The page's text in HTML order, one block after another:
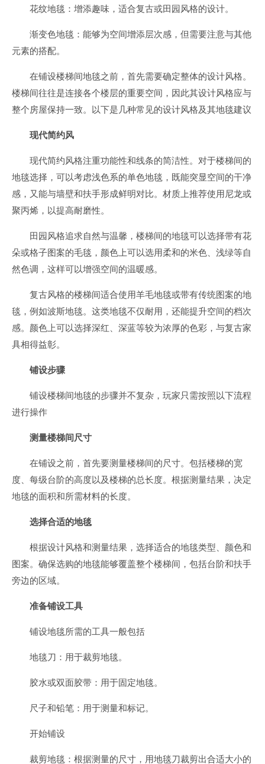
花纹地毯：增添趣味，适合复古或田园风格的设计。
渐变色地毯：能够为空间增添层次感，但需要注意与其他
元素的搭配。
在铺设楼梯间地毯之前，首先需要确定整体的设计风格。
楼梯间往往是连接各个楼层的重要空间，因此其设计风格应与
整个房屋保持一致。以下是几种常见的设计风格及其地毯建议
现代简约风
现代简约风格注重功能性和线条的简洁性。对于楼梯间的
地毯选择，可以考虑浅色系的单色地毯，既能突显空间的干净
感，又能与墙壁和扶手形成鲜明对比。材质上推荐使用尼龙或
聚丙烯，以提高耐磨性。
田园风格追求自然与温馨，楼梯间的地毯可以选择带有花
朵或格子图案的毛毯，颜色上可以选用柔和的米色、浅绿等自
然色调，这样可以增强空间的温暖感。
复古风格的楼梯间适合使用羊毛地毯或带有传统图案的地
毯，例如波斯地毯。这类地毯不仅耐用，还能提升空间的档次
感。颜色上可以选择深红、深蓝等较为浓厚的色彩，与复古家
具相得益彰。
铺设步骤
铺设楼梯间地毯的步骤并不复杂，玩家只需按照以下流程
进行操作
测量楼梯间尺寸
在铺设之前，首先要测量楼梯间的尺寸。包括楼梯的宽
度、每级台阶的高度以及楼梯的总长度。根据测量结果，决定
地毯的面积和所需材料的长度。
选择合适的地毯
根据设计风格和测量结果，选择适合的地毯类型、颜色和
图案。确保选购的地毯能够覆盖整个楼梯间，包括台阶和扶手
旁边的区域。
准备铺设工具
铺设地毯所需的工具一般包括
地毯刀：用于裁剪地毯。
胶水或双面胶带：用于固定地毯。
尺子和铅笔：用于测量和标记。
开始铺设
裁剪地毯：根据测量的尺寸，用地毯刀裁剪出合适大小的